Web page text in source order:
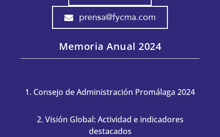
prensa@fycma.com
Memoria Anual 2024
1. Consejo de Administración Promálaga 2024
2. Visión Global: Actividad e indicadores
destacados